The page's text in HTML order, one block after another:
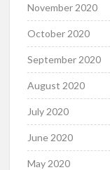
November 2020
October 2020
September 2020
August 2020
July 2020
June 2020
May 2020